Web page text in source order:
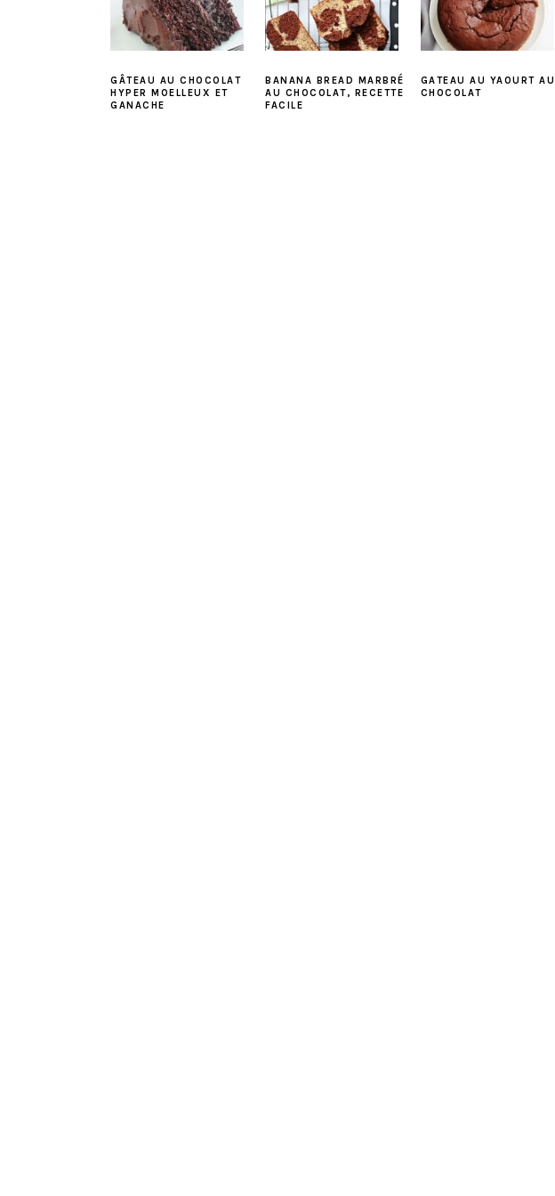
GÂTEAU AU CHOCOLAT
HYPER MOELLEUX ET
GANACHE
BANANA BREAD MARBRÉ
AU CHOCOLAT, RECETTE
FACILE
GATEAU AU YAOURT AU
CHOCOLAT